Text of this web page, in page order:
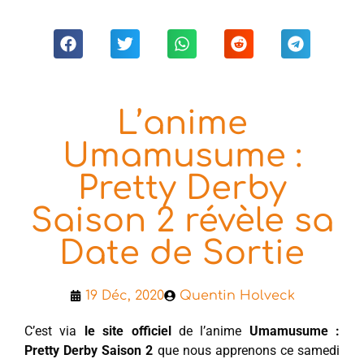
L’anime
Umamusume :
Pretty Derby
Saison 2 révèle sa
Date de Sortie
19 Déc, 2020 Quentin Holveck
C’est via le site officielde l’anime Umamusume :
Pretty Derby Saison 2 que nous apprenons ce samedi